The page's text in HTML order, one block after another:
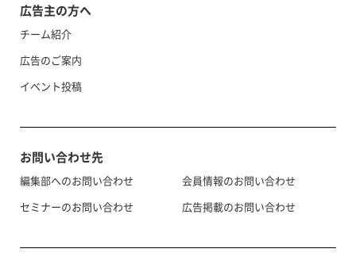
広告主の方へ
チーム紹介
広告のご案内
イベント投稿
お問い合わせ先
編集部へのお問い合わせ
セミナーのお問い合わせ
会員情報のお問い合わせ
広告掲載のお問い合わせ